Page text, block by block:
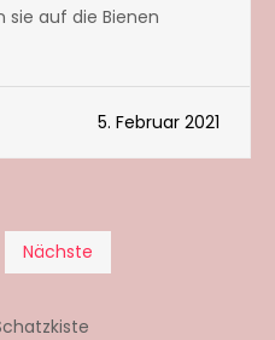
auf die Bienen
5. Februar 2021
Nächste